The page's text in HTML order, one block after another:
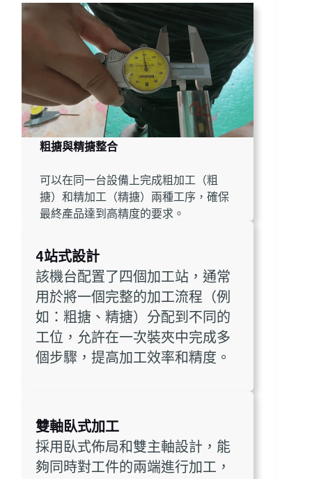
粗搪與精搪整合
可以在同一台設備上完成粗加工（粗
搪）和精加工（精搪）兩種工序，確保
最終產品達到高精度的要求。
4站式設計
該機台配置了四個加工站，通常
用於將一個完整的加工流程（例
如：粗搪、精搪）分配到不同的
工位，允許在一次裝夾中完成多
個步驟，提高加工效率和精度。
雙軸臥式加工
採用臥式佈局和雙主軸設計，能
夠同時對工件的兩端進行加工，